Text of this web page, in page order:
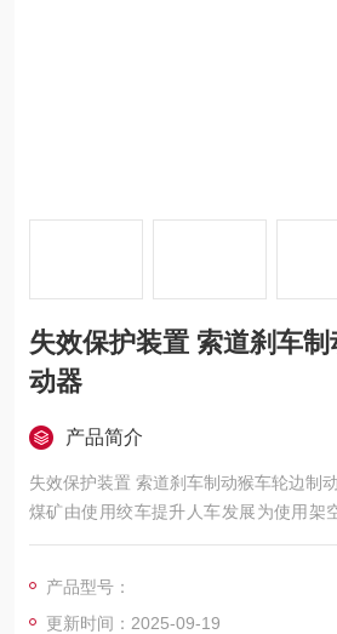
失效保护装置 索道刹车制
动器
产品简介
失效保护装置 索道刹车制动猴车轮边制
煤矿由使用绞车提升人车发展为使用架
矿用架空索道（猴车）的结构原理为将
动力带动驱动轮和钢丝绳运行，从而实现
产品型号：
更新时间：2025-09-19